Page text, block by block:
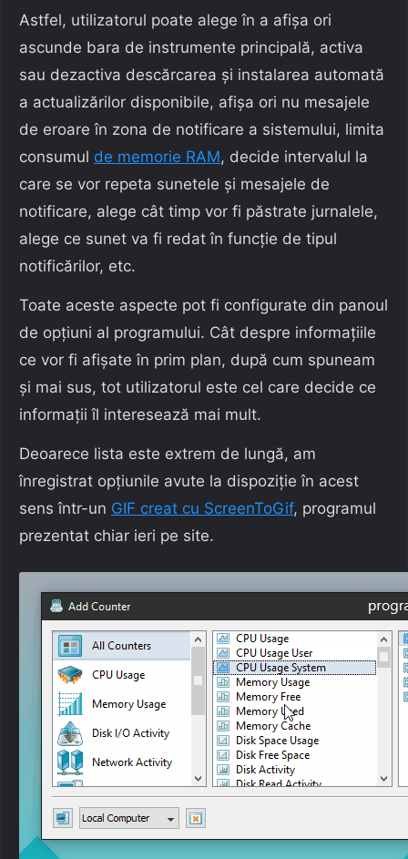
Astfel, utilizatorul poate alege în a afișa ori
ascunde bara de instrumente principală, activa
sau dezactiva descărcarea și instalarea automată
a actualizărilor disponibile, afișa ori nu mesajele
de eroare în zona de notificare a sistemului, limita
consumul de memorie RAM, decide intervalul la
care se vor repeta sunetele și mesajele de
notificare, alege cât timp vor fi păstrate jurnalele,
alege ce sunet va fi redat în funcție de tipul
notificărilor, etc.
Toate aceste aspecte pot fi configurate din panoul
de opțiuni al programului. Cât despre informațiile
ce vor fi afișate în prim plan, după cum spuneam
și mai sus, tot utilizatorul este cel care decide ce
informații îl interesează mai mult.
Deoarece lista este extrem de lungă, am
înregistrat opțiunile avute la dispoziție în acest
sens într-un GIF creat cu ScreenToGif, programul
prezentat chiar ieri pe site.